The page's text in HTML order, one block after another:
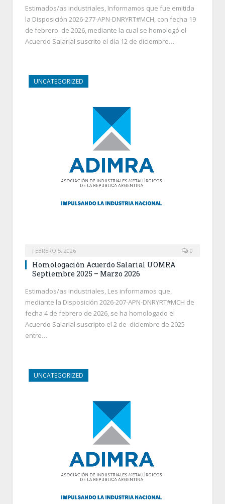
Estimados/as industriales, Informamos que fue emitida
la Disposición 2026-277-APN-DNRYRT#MCH, con fecha 19
de febrero de 2026, mediante la cual se homologó el
Acuerdo Salarial suscrito el día 12 de diciembre…
UNCATEGORIZED
FEBRERO 5, 2026 0
Homologación Acuerdo Salarial UOMRA
Septiembre 2025 – Marzo 2026
Estimados/as industriales, Les informamos que,
mediante la Disposición 2026-207-APN-DNRYRT#MCH de
fecha 4 de febrero de 2026, se ha homologado el
Acuerdo Salarial suscripto el 2 de diciembre de 2025
entre…
UNCATEGORIZED